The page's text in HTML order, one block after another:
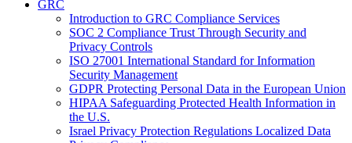
GRC
Introduction to GRC Compliance Services
SOC 2 Compliance Trust Through Security and
Privacy Controls
ISO 27001 International Standard for Information
Security Management
GDPR Protecting Personal Data in the European Union
HIPAA Safeguarding Protected Health Information in
the U.S.
Israel Privacy Protection Regulations Localized Data